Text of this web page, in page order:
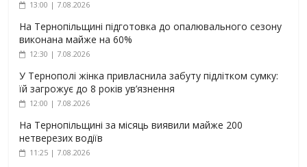
13:00 | 7.08.2026
На Тернопільщині підготовка до опалювального сезону
виконана майже на 60%
12:30 | 7.08.2026
У Тернополі жінка привласнила забуту підлітком сумку:
їй загрожує до 8 років ув’язнення
12:00 | 7.08.2026
На Тернопільщині за місяць виявили майже 200
нетверезих водіїв
11:25 | 7.08.2026